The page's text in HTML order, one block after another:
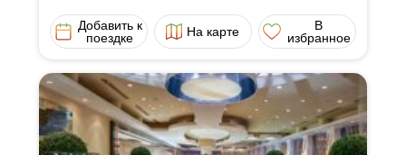
Добавить к
поездке
На карте
В
избранное